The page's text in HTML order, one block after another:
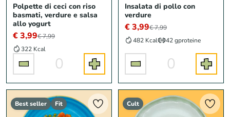
Polpette di ceci con riso
basmati, verdure e salsa
allo yogurt
€ 3,99€ 7,99
322 Kcal
0
Insalata di pollo con
verdure
€ 3,99€ 7,99
482 Kcal
42 gproteine
0
Best seller Fit Cult